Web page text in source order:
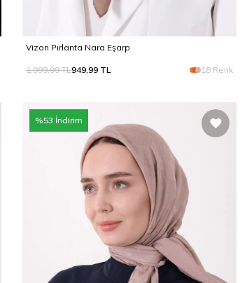
Vizon Pırlanta Nara Eşarp
1.999,99TL949,99 TL 18 Renk
%53 İndirim